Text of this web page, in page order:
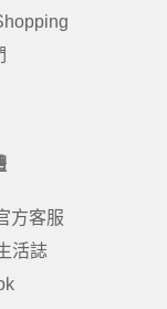
方客服
活誌